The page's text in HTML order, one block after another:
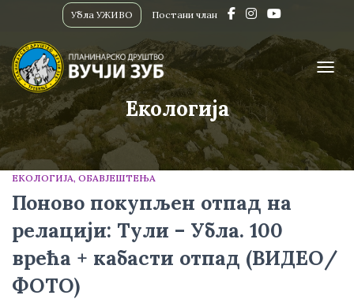
Убла УЖИВО Постани члан
Екологија
ЕКОЛОГИЈА ОБАВЈЕШТЕЊА
Поново покупљен отпад на
релацији: Тули – Убла. 100
врећа + кабасти отпад (ВИДЕО/
ФОТО)